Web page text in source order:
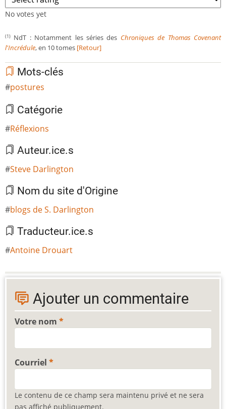
No votes yet
(1) NdT : Notamment les séries des Chroniques de Thomas Covenant
l'Incrédule, en 10 tomes [Retour]
Mots-clés
postures
Catégorie
Réflexions
Auteur.ice.s
Steve Darlington
Nom du site d'Origine
blogs de S. Darlington
Traducteur.ice.s
Antoine Drouart
Ajouter un commentaire
Votre nom
Courriel
Le contenu de ce champ sera maintenu privé et ne sera
pas affiché publiquement.